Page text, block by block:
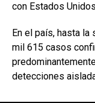
con Estados
En el país, hasta
mil 615 casos
detecciones